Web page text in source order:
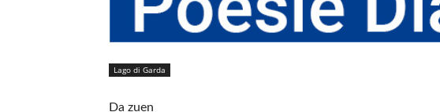
Lago di Garda
Da zuen